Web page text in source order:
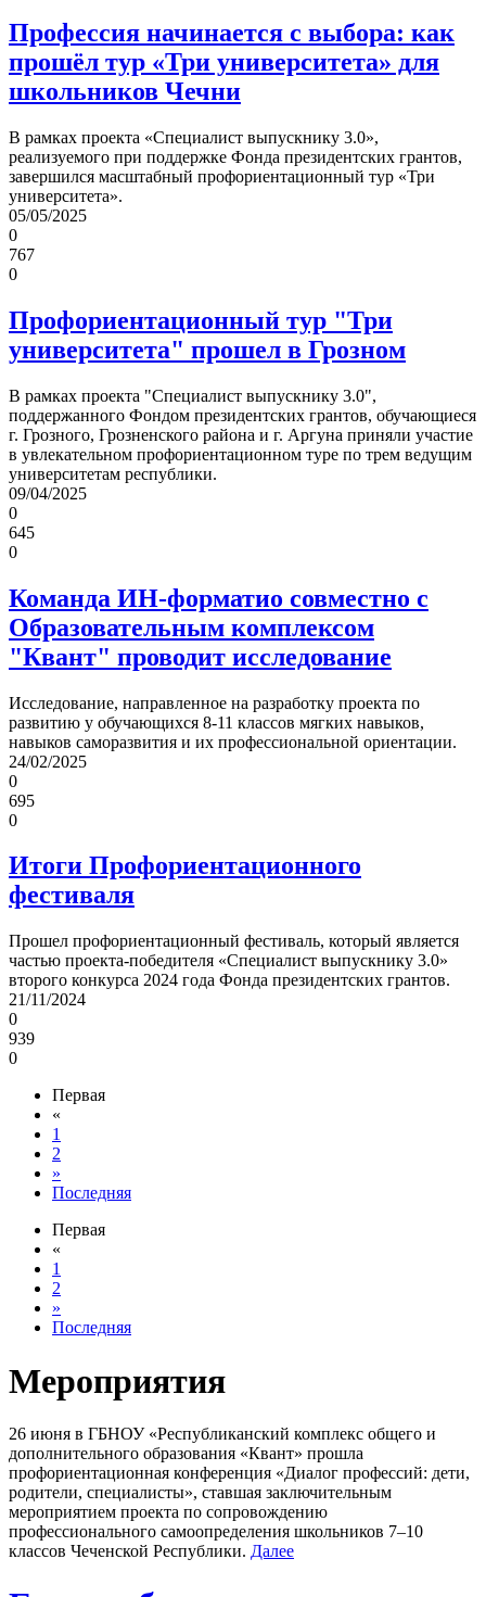
Профессия начинается с выбора: как
прошёл тур «Три университета» для
школьников Чечни
В рамках проекта «Специалист выпускнику 3.0»,
реализуемого при поддержке Фонда президентских грантов,
завершился масштабный профориентационный тур «Три
университета».
05/05/2025
0
767
0
Профориентационный тур "Три
университета" прошел в Грозном
В рамках проекта "Специалист выпускнику 3.0",
поддержанного Фондом президентских грантов, обучающиеся
г. Грозного, Грозненского района и г. Аргуна приняли участие
в увлекательном профориентационном туре по трем ведущим
университетам республики.
09/04/2025
0
645
0
Команда ИН-форматио совместно с
Образовательным комплексом
"Квант" проводит исследование
Исследование, направленное на разработку проекта по
развитию у обучающихся 8-11 классов мягких навыков,
навыков саморазвития и их профессиональной ориентации.
24/02/2025
0
695
0
Итоги Профориентационного
фестиваля
Прошел профориентационный фестиваль, который является
частью проекта-победителя «Специалист выпускнику 3.0»
второго конкурса 2024 года Фонда президентских грантов.
21/11/2024
0
939
0
Первая
«
1
2
»
Последняя
Первая
«
1
2
»
Последняя
Мероприятия
26 июня в ГБНОУ «Республиканский комплекс общего и
дополнительного образования «Квант» прошла
профориентационная конференция «Диалог профессий: дети,
родители, специалисты», ставшая заключительным
мероприятием проекта по сопровождению
профессионального самоопределения школьников 7–10
классов Чеченской Республики. Далее